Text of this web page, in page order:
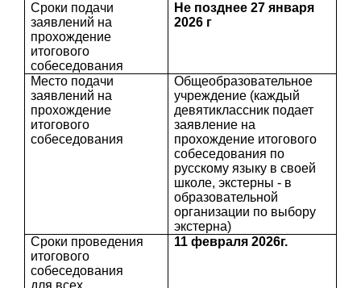
Сроки подачи
заявлений на
прохождение
итогового
собеседования
Не позднее 27 января
2026 г
Место подачи
заявлений на
прохождение
итогового
собеседования
Общеобразовательное
учреждение (каждый
девятиклассник подает
заявление на
прохождение итогового
собеседования по
русскому языку в своей
школе, экстерны - в
образовательной
организации по выбору
экстерна)
Сроки проведения
итогового
собеседования
11 февраля 2026г.